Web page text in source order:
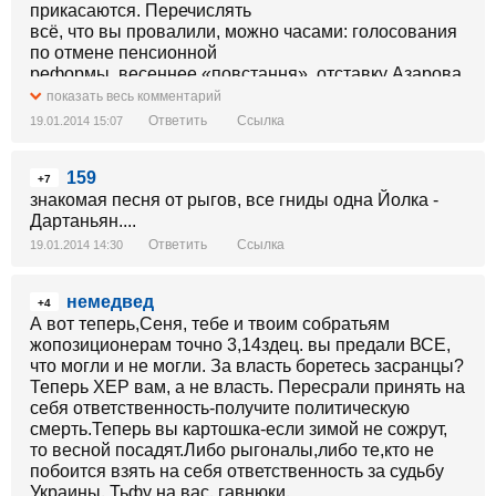
прикасаются. Перечислять
всё, что вы провалили, можно часами: голосования
по отмене пенсионной
реформы, весеннее «повстання», отставку Азарова.
С начала этого вашего
«евромайдана» рейтинг Януковича вырос на 5-6%!
что на фоне того бардака, который вы развели в
Киеве, Янукович кажется
уже не такой страшной альтернативой. А на фоне
вашей тупости его
- это не так уж и страшно.
Если бы не ваши постоянные неудачи, то
рейтинг Януковича на фоне общего падения
экономики и отсутствия развития
тихо падал бы до 2015 года, и к выборам был бы не
выше, чем у Ющенко к
концу его президентства. Но нет, вы не можете
просто подождать,
подчёркивая ошибки правительства - вы подсели на
показать весь комментарий
19.01.2014 15:07 Ответить Ссылка
+7
159
знакомая песня от рыгов, все гниды одна Йолка -
Дартаньян....
19.01.2014 14:30 Ответить Ссылка
+4
немедвед
А вот теперь,Сеня, тебе и твоим собратьям
жопозиционерам точно 3,14здец. вы предали ВСЕ,
что могли и не могли. За власть боретесь засранцы?
Теперь ХЕР вам, а не власть. Пересрали принять на
себя ответственность-получите политическую
смерть.Теперь вы картошка-если зимой не сожрут,
то весной посадят.Либо рыгоналы,либо те,кто не
побоится взять на себя ответственность за судьбу
Украины. Тьфу на вас, гавнюки.